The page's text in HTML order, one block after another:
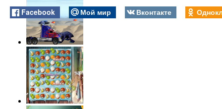
Facebook Мой мир Вконтакте